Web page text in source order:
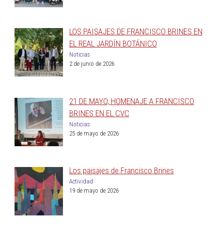
LOS PAISAJES DE FRANCISCO BRINES EN
EL REAL JARDÍN BOTÁNICO
Noticias
2 de junio de 2026
21 DE MAYO, HOMENAJE A FRANCISCO
BRINES EN EL CVC
Noticias
25 de mayo de 2026
Los paisajes de Francisco Brines
Actividad
19 de mayo de 2026